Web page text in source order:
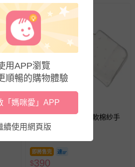
akachan honpo - 柔軟棉紗手
帕4條組 (24×24cm)
即將售完
$390
用APP瀏覽
順暢的購物體驗
「媽咪愛」APP
續使用網頁版